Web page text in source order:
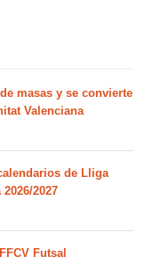
masas y se convierte
Valenciana
de Lliga
2027
Futsal